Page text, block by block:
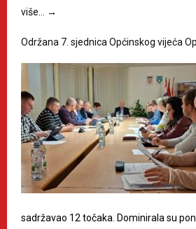
više…
→
Održana 7. sjednica Općinskog vijeća
sadržavao 12 točaka. Dominirala su